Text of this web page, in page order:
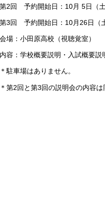
2回 予約開始日：10月 5日（
3回 予約開始日：10月26日（
場：小田原高校（視聴覚室）
容：学校概要説明・入試概要説
駐車場はありません。
第2回と第3回の説明会の内容は